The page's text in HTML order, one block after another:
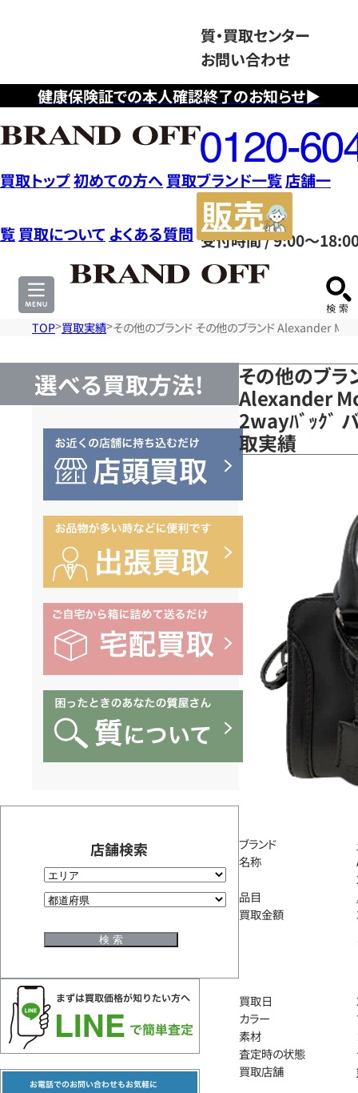
健康保険証での本人確認終了のお知らせ▶
質・買取センター
お問い合わせ
フ
リ
ー
ダ
イ
ヤ
ル
0120604117
受付時間 / 9:00～
買取トップ初めての方へ 買取ブランド一覧店舗一
覧 買取について よくある質問
サ
TOP 買取実績 その他のブランド その他のブランド Alexander
選べる買取方法!
店舗検索
その他のブラ
Alexander
2wayﾊﾞｯｸﾞ
取実績
ブランド
名称
品目
買取金額
買取日
カラー
素材
査定時の状態
買取店舗